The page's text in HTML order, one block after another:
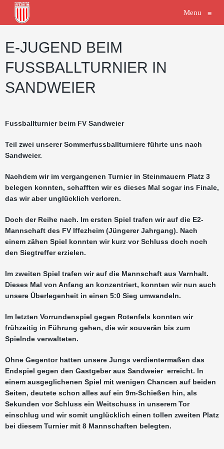
Menu ≡
E-JUGEND BEIM
FUSSBALLTURNIER IN
SANDWEIER
Fussballturnier beim FV Sandweier
Teil zwei unserer Sommerfussballturniere führte uns nach
Sandweier.
Nachdem wir im vergangenen Turnier in Steinmauern Platz 3
belegen konnten, schafften wir es dieses Mal sogar ins Finale,
das wir aber unglücklich verloren.
Doch der Reihe nach. Im ersten Spiel trafen wir auf die E2-
Mannschaft des FV Iffezheim (Jüngerer Jahrgang). Nach
einem zähen Spiel konnten wir kurz vor Schluss doch noch
den Siegtreffer erzielen.
Im zweiten Spiel trafen wir auf die Mannschaft aus Varnhalt.
Dieses Mal von Anfang an konzentriert, konnten wir nun auch
unsere Überlegenheit in einen 5:0 Sieg umwandeln.
Im letzten Vorrundenspiel gegen Rotenfels konnten wir
frühzeitig in Führung gehen, die wir souverän bis zum
Spielnde verwalteten.
Ohne Gegentor hatten unsere Jungs verdientermaßen das
Endspiel gegen den Gastgeber aus Sandweier erreicht. In
einem ausgeglichenen Spiel mit wenigen Chancen auf beiden
Seiten, deutete schon alles auf ein 9m-Schießen hin, als
Sekunden vor Schluss ein Weitschuss in unserem Tor
einschlug und wir somit unglücklich einen tollen zweiten Platz
bei diesem Turnier mit 8 Mannschaften belegten.